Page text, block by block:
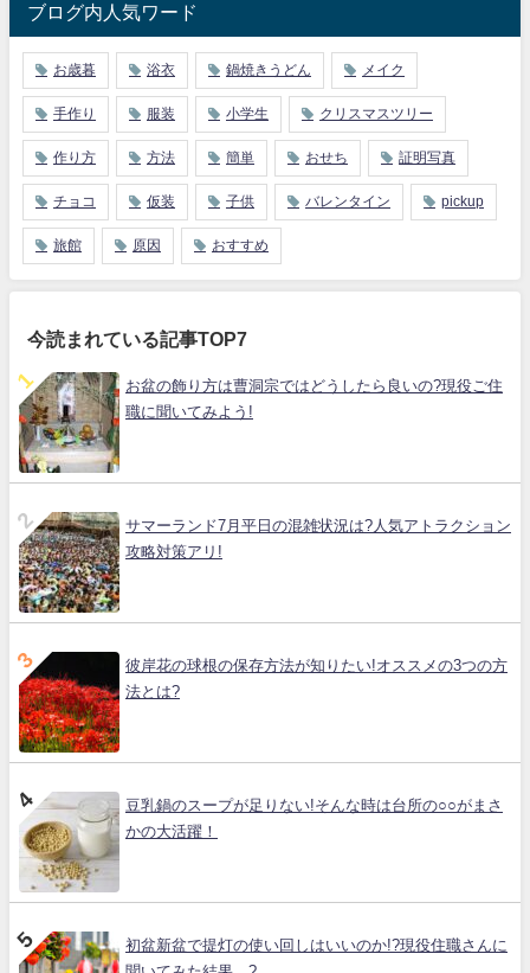
ブログ内人気ワード
お歳暮 浴衣 鍋焼きうどん メイク
手作り 服装 小学生 クリスマスツリー
作り方 方法 簡単 おせち 証明写真
チョコ 仮装 子供 バレンタイン pickup
旅館 原因 おすすめ
今読まれている記事TOP7
お盆の飾り方は曹洞宗ではどうしたら良いの?現役ご住
職に聞いてみよう!
サマーランド7月平日の混雑状況は?人気アトラクション
攻略対策アリ!
彼岸花の球根の保存方法が知りたい!オススメの3つの方
法とは?
豆乳鍋のスープが足りない!そんな時は台所の○○がまさ
かの大活躍！
初盆新盆で提灯の使い回しはいいのか!?現役住職さんに